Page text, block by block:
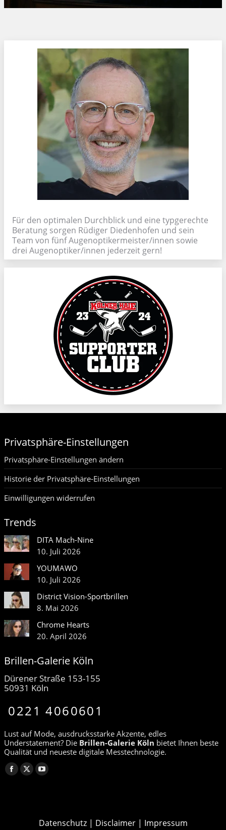
Für den optimalen Durchblick und eine typgerechte
Beratung sorgen Rüdiger Diedenhofen und sein
Team von fünf Augenoptikermeister/innen sowie
drei Augenoptiker/innen jederzeit gern!
Privatsphäre-Einstellungen
Privatsphäre-Einstellungen ändern
Historie der Privatsphäre-Einstellungen
Einwilligungen widerrufen
Trends
DITA Mach-Nine
10. Juli 2026
YOUMAWO
10. Juli 2026
District Vision-Sportbrillen
8. Mai 2026
Chrome Hearts
20. April 2026
Brillen-Galerie Köln
Dürener Straße 153-155
50931 Köln
0221 4060601
Lust auf Mode, ausdrucksstarke Akzente, edles
Understatement? Die Brillen-Galerie Köln bietet Ihnen beste
Qualität und neueste digitale Messtechnologie.
Finden Sie uns auf:
Facebook
X
new
YouTube
new
Datenschutz| Disclaimer| Impressum